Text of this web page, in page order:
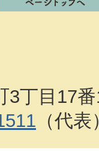
3丁目17
（代表